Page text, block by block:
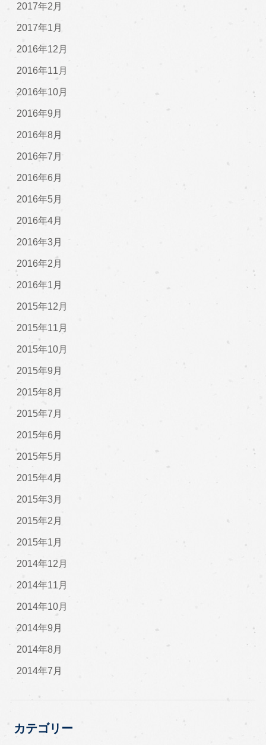
2017年2月
2017年1月
2016年12月
2016年11月
2016年10月
2016年9月
2016年8月
2016年7月
2016年6月
2016年5月
2016年4月
2016年3月
2016年2月
2016年1月
2015年12月
2015年11月
2015年10月
2015年9月
2015年8月
2015年7月
2015年6月
2015年5月
2015年4月
2015年3月
2015年2月
2015年1月
2014年12月
2014年11月
2014年10月
2014年9月
2014年8月
2014年7月
カテゴリー